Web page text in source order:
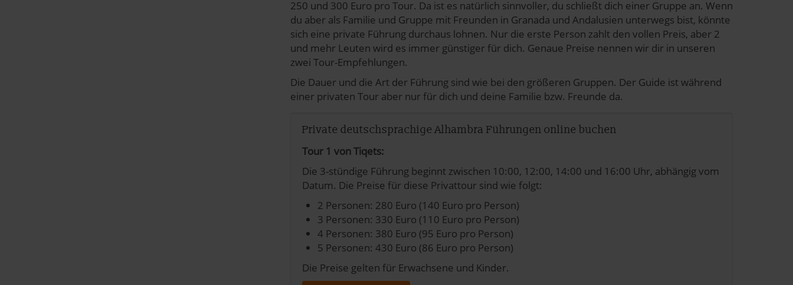
Impressum
250 und 300 Euro pro Tour. Da ist es natürlich sinnvoller, du schließt dich einer Gruppe an. Wenn
du aber als Familie und Gruppe mit Freunden in Granada und Andalusien unterwegs bist, könnte
sich eine private Führung durchaus lohnen. Nur die erste Person zahlt den vollen Preis, aber 2
und mehr Leuten wird es immer günstiger für dich. Genaue Preise nennen wir dir in unseren
zwei Tour-Empfehlungen.
Die Dauer und die Art der Führung sind wie bei den größeren Gruppen. Der Guide ist während
einer privaten Tour aber nur für dich und deine Familie bzw. Freunde da.
Private deutschsprachige Alhambra Führungen online buchen
Tour 1 von Tiqets:
Die 3-stündige Führung beginnt zwischen 10:00, 12:00, 14:00 und 16:00 Uhr, abhängig vom
Datum. Die Preise für diese Privattour sind wie folgt:
2 Personen: 280 Euro (140 Euro pro Person)
3 Personen: 330 Euro (110 Euro pro Person)
4 Personen: 380 Euro (95 Euro pro Person)
5 Personen: 430 Euro (86 Euro pro Person)
Die Preise gelten für Erwachsene und Kinder.